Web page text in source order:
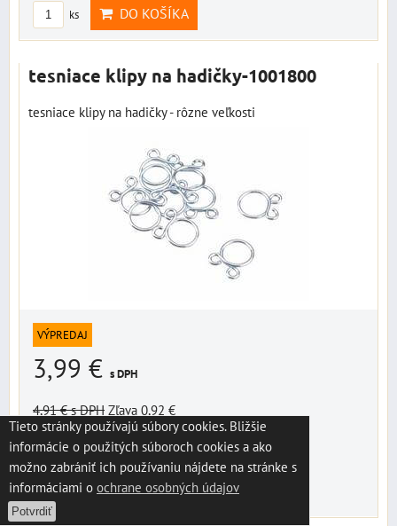
ks DO KOŠÍKA
tesniace klipy na hadičky-1001800
tesniace klipy na hadičky - rôzne veľkosti
VÝPREDAJ
3,99 € s DPH
4,91 €s DPH Zľava 0,92 €
Dostupnosť:Skladom
VYBERTE VARIANT
Tieto stránky používajú súbory cookies. Bližšie
informácie o použitých súboroch cookies a ako
možno zabrániť ich používaniu nájdete na stránke s
informáciami o ochrane osobných údajov
Potvrdiť